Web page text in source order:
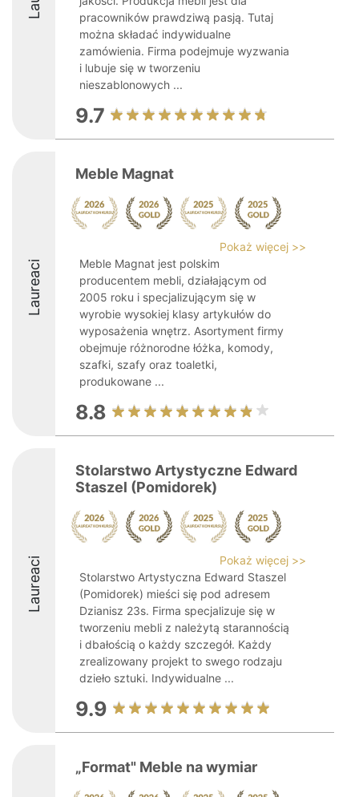
pracowników prawdziwą pasją. Tutaj
można składać indywidualne
zamówienia. Firma podejmuje wyzwania
i lubuje się w tworzeniu
nieszablonowych ...
9.7
Laureaci
Meble Magnat
Pokaż więcej >>
Meble Magnat jest polskim
producentem mebli, działającym od
2005 roku i specjalizującym się w
wyrobie wysokiej klasy artykułów do
wyposażenia wnętrz. Asortyment firmy
obejmuje różnorodne łóżka, komody,
szafki, szafy oraz toaletki,
produkowane ...
8.8
Laureaci
Stolarstwo Artystyczne Edward
Staszel (Pomidorek)
Pokaż więcej >>
Stolarstwo Artystyczna Edward Staszel
(Pomidorek) mieści się pod adresem
Dzianisz 23s. Firma specjalizuje się w
tworzeniu mebli z należytą starannością
i dbałością o każdy szczegół. Każdy
zrealizowany projekt to swego rodzaju
dzieło sztuki. Indywidualne ...
9.9
„Format" Meble na wymiar